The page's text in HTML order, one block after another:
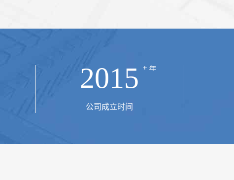
2015
公司成立时间